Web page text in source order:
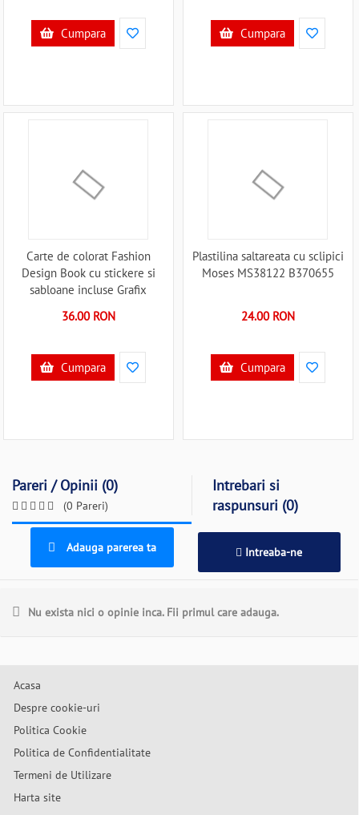
Cumpara Cumpara
Carte de colorat Fashion
Design Book cu stickere si
sabloane incluse Grafix
36.00 RON
Cumpara
Plastilina saltareata cu sclipici
Moses MS38122 B370655
24.00 RON
Cumpara
Pareri / Opinii (0)
(0 Pareri)
Intrebari si
raspunsuri (0)
Adauga parerea ta Intreaba-ne
Nu exista nici o opinie inca. Fii primul care adauga.
Acasa
Despre cookie-uri
Politica Cookie
Politica de Confidentialitate
Termeni de Utilizare
Harta site